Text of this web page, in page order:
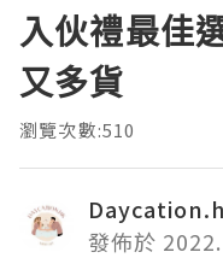
入伙禮最佳
又多貨
瀏覽次數:510
發佈於